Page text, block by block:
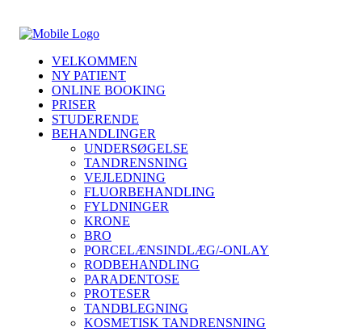
VELKOMMEN
NY PATIENT
ONLINE BOOKING
PRISER
STUDERENDE
BEHANDLINGER
UNDERSØGELSE
TANDRENSNING
VEJLEDNING
FLUORBEHANDLING
FYLDNINGER
KRONE
BRO
PORCELÆNSINDLÆG/-ONLAY
RODBEHANDLING
PARADENTOSE
PROTESER
TANDBLEGNING
KOSMETISK TANDRENSNING